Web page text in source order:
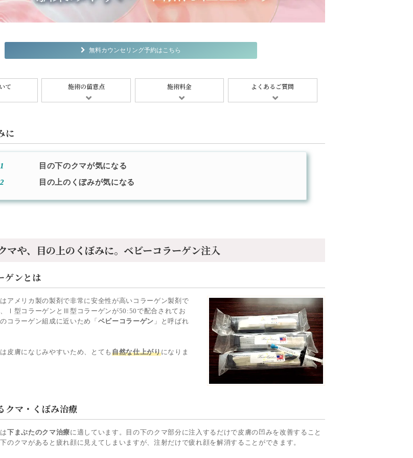
無料カウンセリング予約はこちら
て 施術の留意点 施術料金 よくあるご質問
に
目の下のクマが気になる
目の上のくぼみが気になる
マや、目の上のくぼみに。 ベビーコラーゲン注入
ゲンとは
アメリカ製の製剤で非常に安全性が高いコラーゲン製剤で
Ⅰ型コラーゲンとⅢ型コラーゲンが50:50で配合されてお
コラーゲン組成に近いため「 ベビーコラーゲン 」と呼ばれ
皮膚になじみやすいため、とても自然な仕上がりになりま
クマ・くぼみ治療
下まぶたのクマ治療に適しています。目の下のクマ部分に注入するだけで皮膚の凹みを改善すること
のクマがあると疲れ顔に見えてしまいますが、注射だけで疲れ顔を解消することができます。